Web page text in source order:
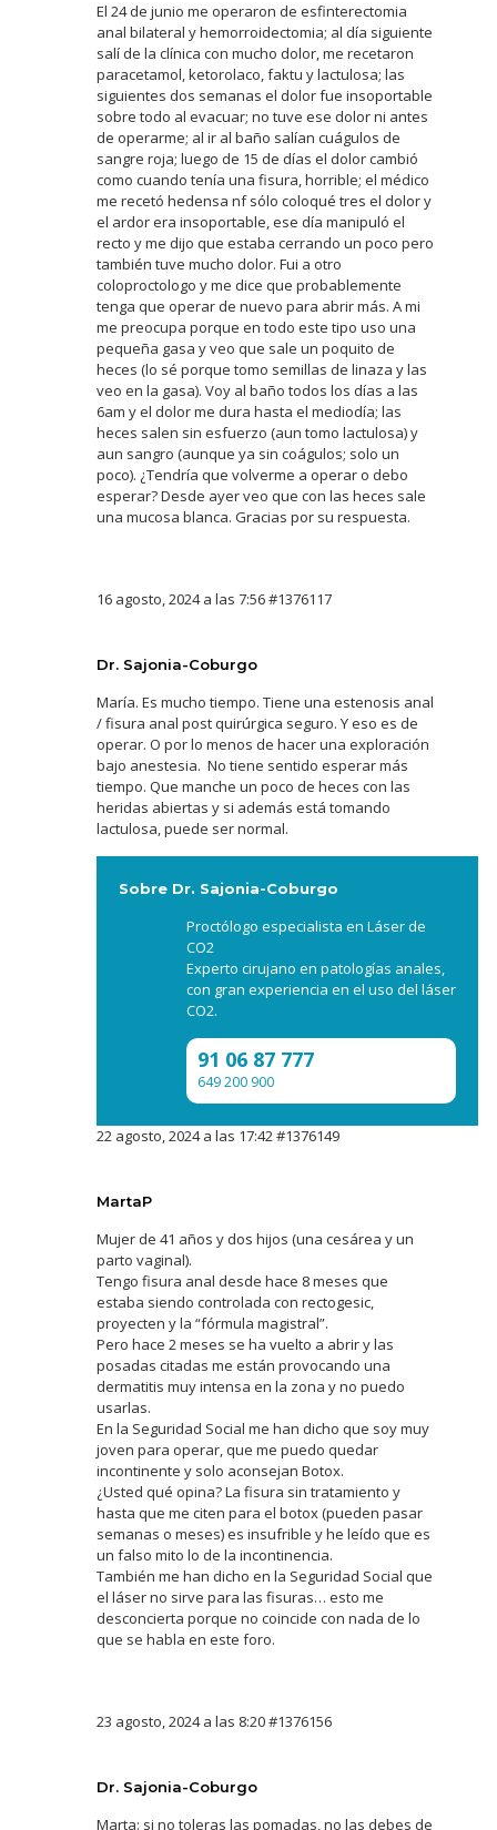
El 24 de junio me operaron de esfinterectomia
anal bilateral y hemorroidectomia; al día siguiente
salí de la clínica con mucho dolor, me recetaron
paracetamol, ketorolaco, faktu y lactulosa; las
siguientes dos semanas el dolor fue insoportable
sobre todo al evacuar; no tuve ese dolor ni antes
de operarme; al ir al baño salían cuágulos de
sangre roja; luego de 15 de días el dolor cambió
como cuando tenía una fisura, horrible; el médico
me recetó hedensa nf sólo coloqué tres el dolor y
el ardor era insoportable, ese día manipuló el
recto y me dijo que estaba cerrando un poco pero
también tuve mucho dolor. Fui a otro
coloproctologo y me dice que probablemente
tenga que operar de nuevo para abrir más. A mi
me preocupa porque en todo este tipo uso una
pequeña gasa y veo que sale un poquito de
heces (lo sé porque tomo semillas de linaza y las
veo en la gasa). Voy al baño todos los días a las
6am y el dolor me dura hasta el mediodía; las
heces salen sin esfuerzo (aun tomo lactulosa) y
aun sangro (aunque ya sin coágulos; solo un
poco). ¿Tendría que volverme a operar o debo
esperar? Desde ayer veo que con las heces sale
una mucosa blanca. Gracias por su respuesta.
16 agosto, 2024 a las 7:56#1376117
Dr. Sajonia-Coburgo
María. Es mucho tiempo. Tiene una estenosis anal
/ fisura anal post quirúrgica seguro. Y eso es de
operar. O por lo menos de hacer una exploración
bajo anestesia. No tiene sentido esperar más
tiempo. Que manche un poco de heces con las
heridas abiertas y si además está tomando
lactulosa, puede ser normal.
Sobre Dr. Sajonia-Coburgo
Proctólogo especialista en Láser de
CO2
Experto cirujano en patologías anales,
con gran experiencia en el uso del láser
CO2.
91 06 87 777
649 200 900
22 agosto, 2024 a las 17:42#1376149
MartaP
Mujer de 41 años y dos hijos (una cesárea y un
parto vaginal).
Tengo fisura anal desde hace 8 meses que
estaba siendo controlada con rectogesic,
proyecten y la “fórmula magistral”.
Pero hace 2 meses se ha vuelto a abrir y las
posadas citadas me están provocando una
dermatitis muy intensa en la zona y no puedo
usarlas.
En la Seguridad Social me han dicho que soy muy
joven para operar, que me puedo quedar
incontinente y solo aconsejan Botox.
¿Usted qué opina? La fisura sin tratamiento y
hasta que me citen para el botox (pueden pasar
semanas o meses) es insufrible y he leído que es
un falso mito lo de la incontinencia.
También me han dicho en la Seguridad Social que
el láser no sirve para las fisuras… esto me
desconcierta porque no coincide con nada de lo
que se habla en este foro.
23 agosto, 2024 a las 8:20#1376156
Dr. Sajonia-Coburgo
Marta: si no toleras las pomadas, no las debes de